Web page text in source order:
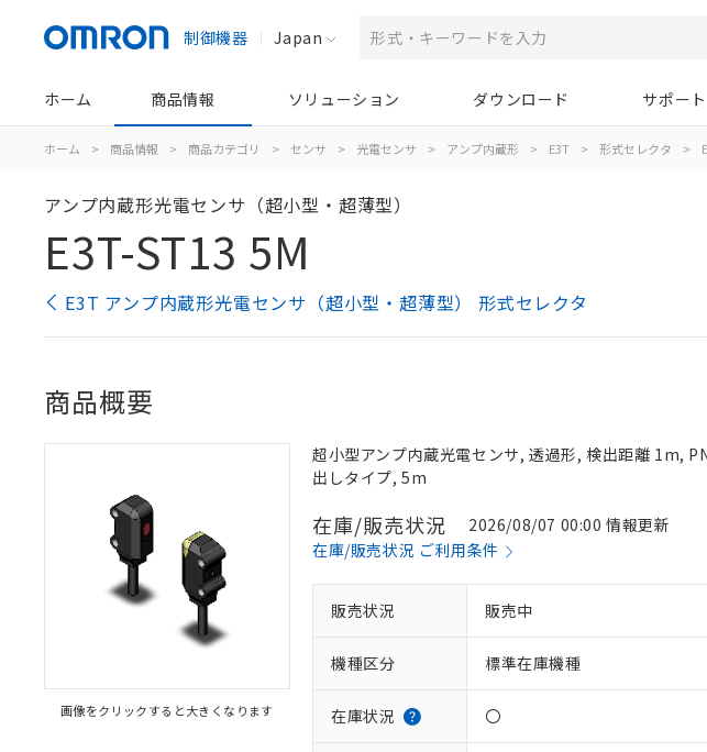
制御機器 Japan
ホーム 商品情報 ソリューション ダウンロード サポート
ホーム > 商品情報 > 商品カテゴリ > センサ > 光電センサ > アンプ内蔵形 > E3T > 形式セレクタ >
アンプ内蔵形光電センサ（超小型・超薄型）
E3T-ST13 5M
E3T アンプ内蔵形光電センサ（超小型・超薄型） 形式セレクタ
商品概要
画像をクリックすると大きくなります
超小型アンプ内蔵光電センサ, 透過形, 検出距離 1m,
出しタイプ, 5m
在庫/販売状況
2026/08/07 00:00 情報更新
在庫/販売状況 ご利用条件
販売状況 販売中
機種区分 標準在庫機種
在庫状況 〇